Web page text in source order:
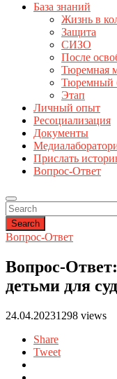
База знаний
Жизнь в
Защита
СИЗО
После
Тюремная
Тюремный
Этап
Личный опыт
Ресоциализация
Документы
Прислать
Вопрос-Ответ
Search
Вопрос-Ответ
Вопрос-
детьми для
24.04.20231298 views
Share
Tweet